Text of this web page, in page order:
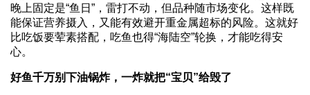
晚上固定是“鱼日”，雷打不动，但品种随市场变化。这样既
能保证营养摄入，又能有效避开重金属超标的风险。这就好
比吃饭要荤素搭配，吃鱼也得“海陆空”轮换，才能吃得安
心。
好鱼千万别下油锅炸，一炸就把“宝贝”给毁了